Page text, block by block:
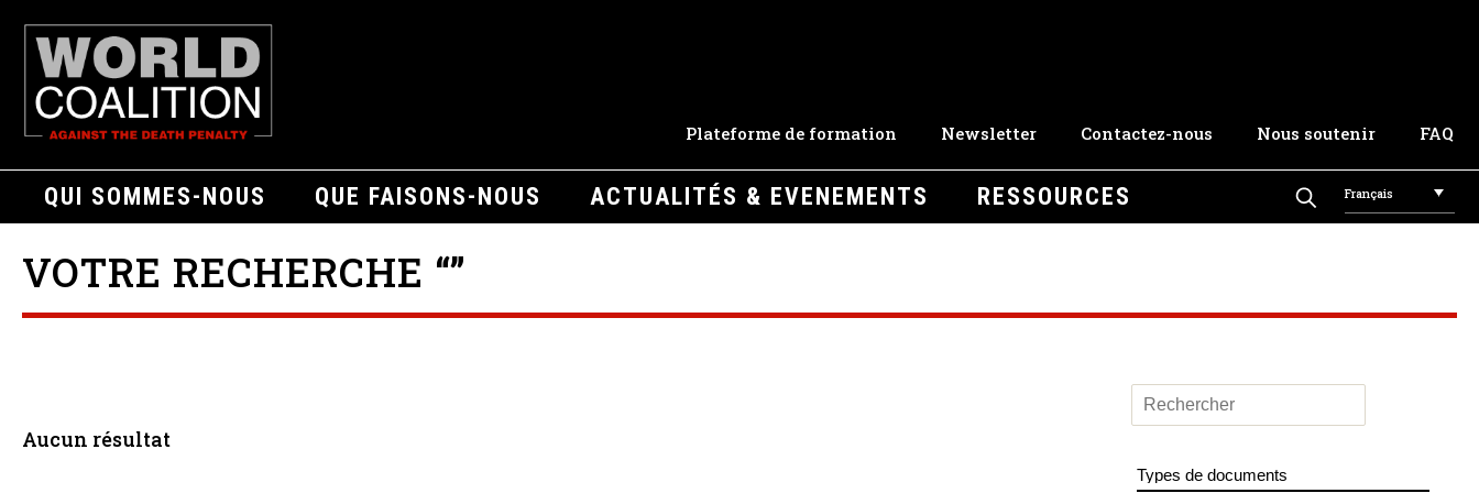
Plateforme de formation Newsletter Contactez-nous Nous soutenir FAQ
QUI SOMMES-NOUS QUE FAISONS-NOUS ACTUALITÉS & EVENEMENTS RESSOURCES Français
VOTRE RECHERCHE “”
Aucun résultat